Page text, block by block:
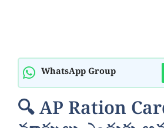
WhatsApp Group
🔍 AP Ration